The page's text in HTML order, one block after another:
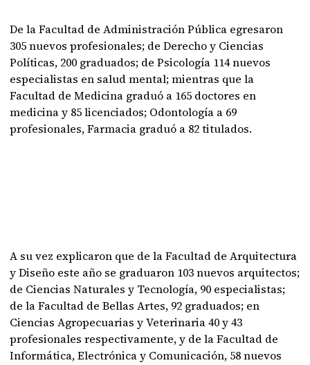
De la Facultad de Administración Pública egresaron
305 nuevos profesionales; de Derecho y Ciencias
Políticas, 200 graduados; de Psicología 114 nuevos
especialistas en salud mental; mientras que la
Facultad de Medicina graduó a 165 doctores en
medicina y 85 licenciados; Odontología a 69
profesionales, Farmacia graduó a 82 titulados.
A su vez explicaron que de la Facultad de Arquitectura
y Diseño este año se graduaron 103 nuevos arquitectos;
de Ciencias Naturales y Tecnología, 90 especialistas;
de la Facultad de Bellas Artes, 92 graduados; en
Ciencias Agropecuarias y Veterinaria 40 y 43
profesionales respectivamente, y de la Facultad de
Informática, Electrónica y Comunicación, 58 nuevos